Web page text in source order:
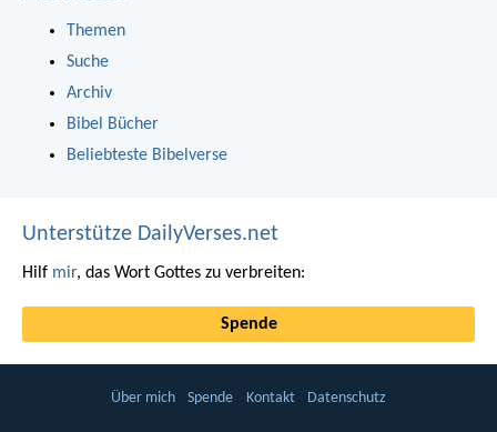
Themen
Suche
Archiv
Bibel Bücher
Beliebteste Bibelverse
Unterstütze DailyVerses.net
Hilf mir, das Wort Gottes zu verbreiten:
Spende
Über mich Spende Kontakt Datenschutz